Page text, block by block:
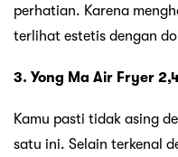
perhatian. Karena
terlihat estetis dengan
3. Yong Ma Air Fryer
Kamu pasti tidak asing
satu ini. Selain terkenal